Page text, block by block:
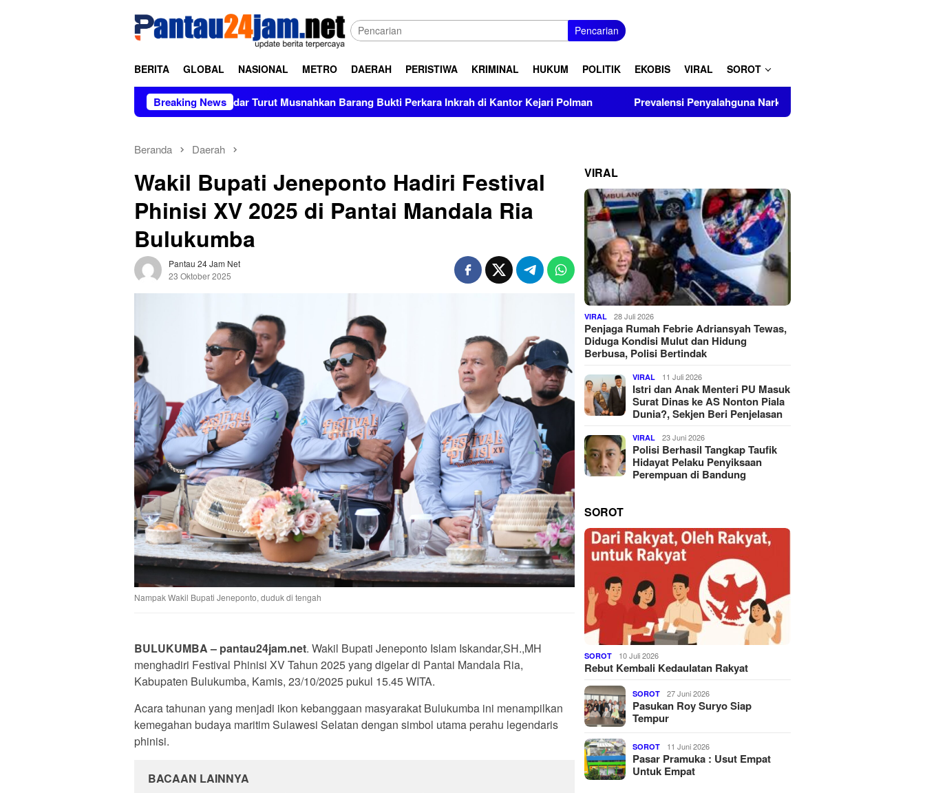
Pencarian
BERITA GLOBAL NASIONAL METRO DAERAH PERISTIWA KRIMINAL HUKUM POLITIK EKOBIS VIRAL SOROT
Breaking News
Polewali Mandar Turut Musnahkan Barang Bukti Perkara Inkrah di Kantor Kejari Polman Prevalensi Penyalahguna Narkoba Capai 4,17 Juta Jiwa, BNNP Aceh Perkuat P4GN di
Beranda Daerah
Wakil Bupati Jeneponto Hadiri Festival
Phinisi XV 2025 di Pantai Mandala Ria
Bulukumba
Pantau 24 Jam Net
23 Oktober 2025
Nampak Wakil Bupati Jeneponto, duduk di tengah
BULUKUMBA – pantau24jam.net. Wakil Bupati Jeneponto Islam Iskandar,SH.,MH
menghadiri Festival Phinisi XV Tahun 2025 yang digelar di Pantai Mandala Ria,
Kabupaten Bulukumba, Kamis, 23/10/2025 pukul 15.45 WITA.
Acara tahunan yang menjadi ikon kebanggaan masyarakat Bulukumba ini menampilkan
kemegahan budaya maritim Sulawesi Selatan dengan simbol utama perahu legendaris
phinisi.
BACAAN LAINNYA
VIRAL
VIRAL 28 Juli 2026
Penjaga Rumah Febrie Adriansyah Tewas,
Diduga Kondisi Mulut dan Hidung
Berbusa, Polisi Bertindak
VIRAL 11 Juli 2026
Istri dan Anak Menteri PU Masuk
Surat Dinas ke AS Nonton Piala
Dunia?, Sekjen Beri Penjelasan
VIRAL 23 Juni 2026
Polisi Berhasil Tangkap Taufik
Hidayat Pelaku Penyiksaan
Perempuan di Bandung
SOROT
SOROT 10 Juli 2026
Rebut Kembali Kedaulatan Rakyat
SOROT 27 Juni 2026
Pasukan Roy Suryo Siap
Tempur
SOROT 11 Juni 2026
Pasar Pramuka : Usut Empat
Untuk Empat